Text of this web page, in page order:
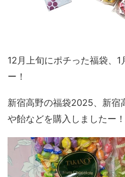
12月上旬にポチった福袋、
ー！
新宿高野の福袋2025、新宿
や飴などを購入しましたー！